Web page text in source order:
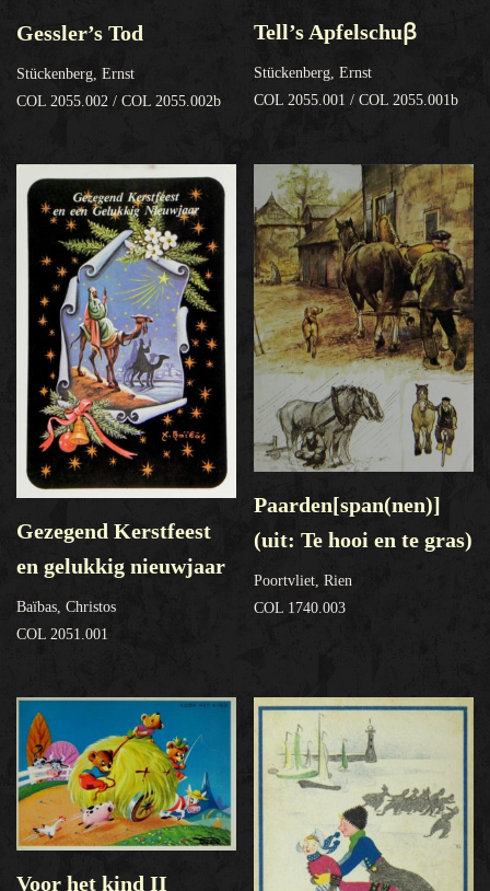
Gessler’s Tod
Stückenberg, Ernst
COL 2055.002 / COL 2055.002b
Tell’s Apfelschuꞵ
Stückenberg, Ernst
COL 2055.001 / COL 2055.001b
Gezegend Kerstfeest
en gelukkig nieuwjaar
Baïbas, Christos
COL 2051.001
Paarden[span(nen)]
(uit: Te hooi en te gras)
Poortvliet, Rien
COL 1740.003
Voor het kind II